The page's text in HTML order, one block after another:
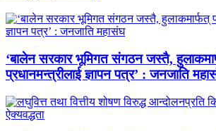
‘बालेन सरकार भूमिगत संगठन जस्तै,
प्रधानमन्त्रीलाई ज्ञापन पत्र’ : जनजाति